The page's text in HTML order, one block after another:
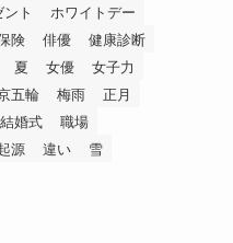
ト
ホワイトデー
険 俳優
健康診断
夏 女優
女子力
五輪 梅雨
正月
結婚式
職場
源 違い 雪